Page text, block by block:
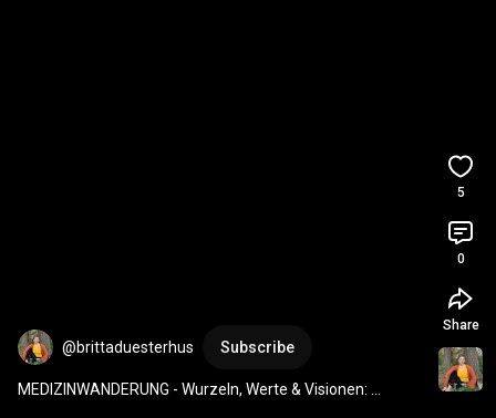
@brittaduesterhus Subscribe
MEDIZINWANDERUNG - Wurzeln, Werte & Visionen:
5
0
Share